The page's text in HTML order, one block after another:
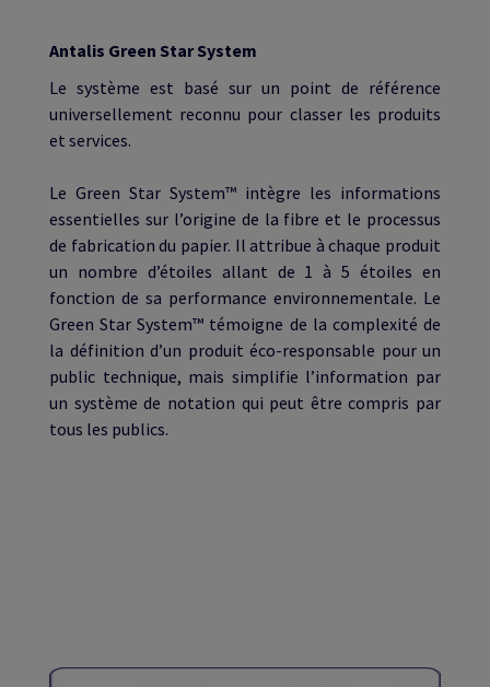
Antalis Green Star System
Le système est basé sur un point de référence
universellement reconnu pour classer les produits
et services.
Le Green Star System™ intègre les informations
essentielles sur l’origine de la fibre et le processus
de fabrication du papier. Il attribue à chaque produit
un nombre d’étoiles allant de 1 à 5 étoiles en
fonction de sa performance environnementale. Le
Green Star System™ témoigne de la complexité de
la définition d’un produit éco-responsable pour un
public technique, mais simplifie l’information par
un système de notation qui peut être compris par
tous les publics.